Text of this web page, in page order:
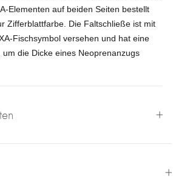
Elementen auf beiden Seiten bestellt
Zifferblattfarbe. Die Faltschließe ist mit
Fischsymbol versehen und hat eine
um die Dicke eines Neoprenanzugs